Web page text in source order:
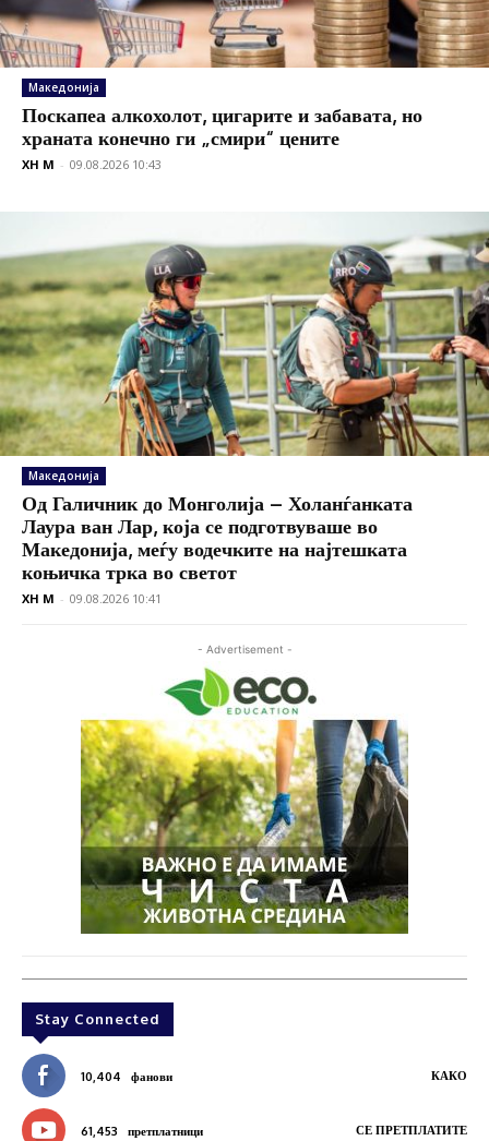
Македонија
Поскапеа алкохолот, цигарите и забавата, но
храната конечно ги „смири“ цените
XH M - 09.08.2026 10:43
Македонија
Од Галичник до Монголија – Холанѓанката
Лаура ван Лар, која се подготвуваше во
Македонија, меѓу водечките на најтешката
коњичка трка во светот
XH M - 09.08.2026 10:41
- Advertisement -
Stay Connected
10,404 фанови КАКО
61,453 претплатници СЕ ПРЕТПЛАТИТЕ